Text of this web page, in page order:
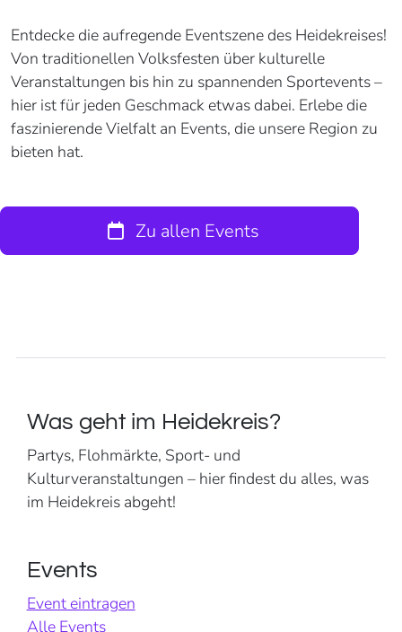
Entdecke die aufregende Eventszene des Heidekreises!
Von traditionellen Volksfesten über kulturelle
Veranstaltungen bis hin zu spannenden Sportevents –
hier ist für jeden Geschmack etwas dabei. Erlebe die
faszinierende Vielfalt an Events, die unsere Region zu
bieten hat.
Zu allen Events
Was geht im Heidekreis?
Partys, Flohmärkte, Sport- und
Kulturveranstaltungen – hier findest du alles, was
im Heidekreis abgeht!
Events
Event eintragen
Alle Events